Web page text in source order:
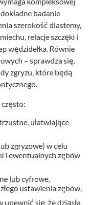
badanie
szerokość diastemy,
relacje szczęki i
wędzidełka. Równie
– sprawdza się,
zgryzu, które będą
ułatwiające
zgryzowe) w celu
i ewentualnych zębów
lub cyfrowe,
ustawienia zębów,
się, że dziąsła